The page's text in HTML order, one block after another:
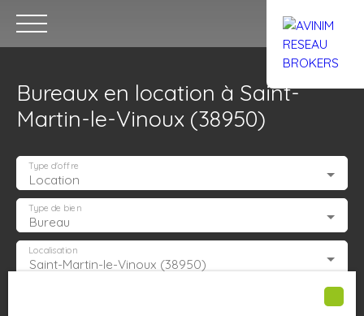
Accueil Acheter Trouver un
Estimation
Bureaux en location à Saint-
Martin-le-Vinoux (38950)
Location
Type d'offre
Bureau
Type de bien
Saint-Martin-le-Vinoux (38950)
Localisation